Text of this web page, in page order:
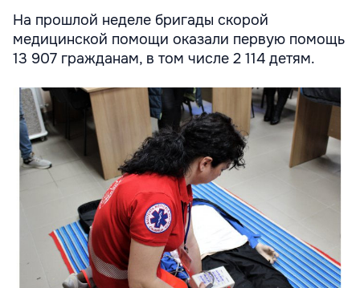
На прошлой неделе бригады скорой
медицинской помощи оказали первую помощь
13 907 гражданам, в том числе 2 114 детям.